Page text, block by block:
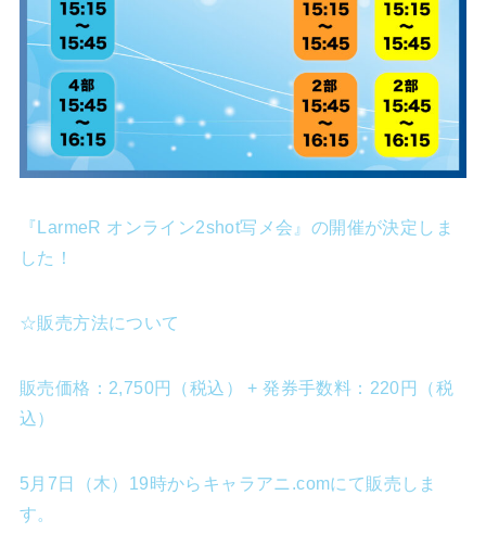
『LarmeR オンライン2shot写メ会』の開催が決定しま
した！
☆販売方法について
販売価格：2,750円（税込） + 発券手数料：220円（税
込）
5月7日（木）19時からキャラアニ.comにて販売しま
す。